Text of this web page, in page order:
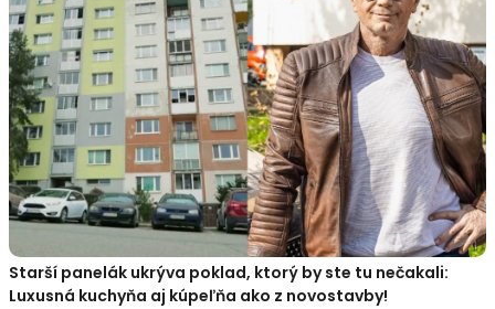
Starší panelák ukrýva poklad, ktorý by ste tu nečakali:
Luxusná kuchyňa aj kúpeľňa ako z novostavby!